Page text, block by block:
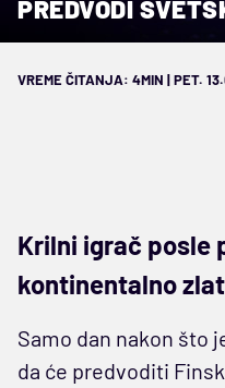
PREDVODI
VREME ČITANJA: 4MIN | PET.
Krilni igrač posle
kontinentalno
Samo dan nakon što
da će predvoditi